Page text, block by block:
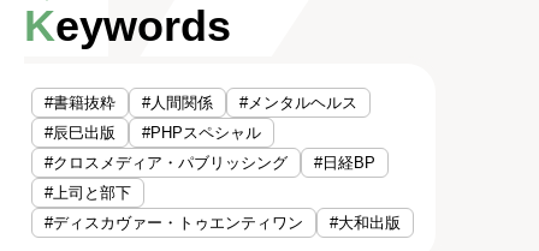
Keywords
#書籍抜粋 #人間関係
#メンタルヘルス
#辰巳出版
#PHPスペシャル
#クロスメディア・パブリッシング
#日経BP
#上司と部下
#ディスカヴァー・トゥエンティワン
#大和出版